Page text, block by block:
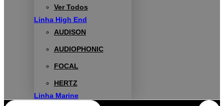
Ver Todos
Linha High End
AUDISON
AUDIOPHONIC
FOCAL
HERTZ
Linha Marine